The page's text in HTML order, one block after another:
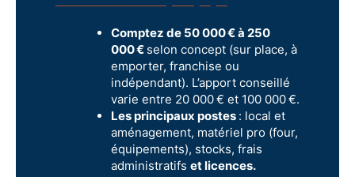
Comptez de 50 000 € à 250
000 € selon concept (sur place, à
emporter, franchise ou
indépendant). L’apport conseillé
varie entre 20 000 € et 100 000 €.
Les principaux postes : local et
aménagement, matériel pro (four,
équipements), stocks, frais
administratifs et licences.